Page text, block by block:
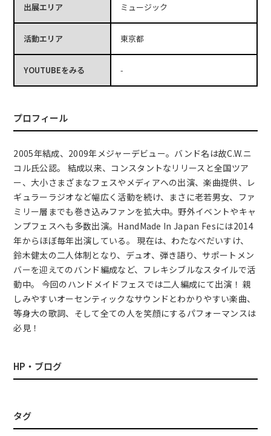
出展エリア ミュージック
活動エリア 東京都
YOUTUBEをみる -
プロフィール
2005年結成、2009年メジャーデビュー。バンド名は故C.W.ニ
コル氏公認。 結成以来、コンスタントなリリースと全国ツア
ー、大小さまざまなフェスやメディアへの出演、楽曲提供、レ
ギュラーラジオなど幅広く活動を続け、まさに老若男女、ファ
ミリー層までも巻き込みファンを拡大中。野外イベントやキャ
ンプフェスへも多数出演。HandMade In Japan Fesには2014
年からほぼ毎年出演している。 現在は、わたなべだいすけ、
鈴木健太の二人体制となり、デュオ、弾き語り、サポートメン
バーを迎えてのバンド編成など、フレキシブルなスタイルで活
動中。 今回のハンドメイドフェスでは二人編成にて出演！ 親
しみやすいオーセンティックなサウンドとわかりやすい楽曲、
等身大の歌詞、そして全ての人を笑顔にするパフォーマンスは
必見！
HP・ブログ
タグ